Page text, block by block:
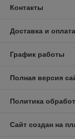
Контакты
Доставка и оплата
График работы
Полная версия
Политика
Сайт создан на